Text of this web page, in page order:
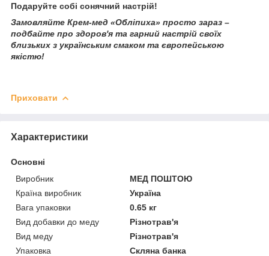
Подаруйте собі сонячний настрій!
Замовляйте Крем-мед «Обліпиха» просто зараз –
подбайте про здоров'я та гарний настрій своїх
близьких з українським смаком та європейською
якістю!
Приховати
Характеристики
Основні
Виробник
МЕД ПОШТОЮ
Країна виробник
Україна
Вага упаковки
0.65 кг
Вид добавки до меду
Різнотрав'я
Вид меду
Різнотрав'я
Упаковка
Скляна банка